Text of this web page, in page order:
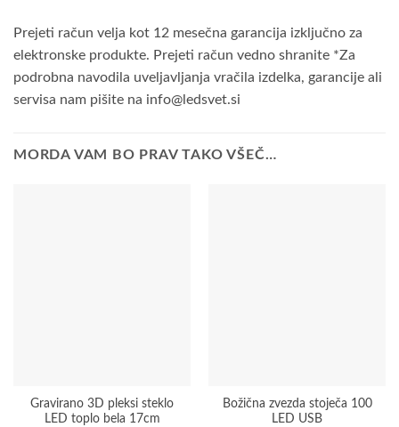
Prejeti račun velja kot 12 mesečna garancija izključno za
elektronske produkte. Prejeti račun vedno shranite *Za
podrobna navodila uveljavljanja vračila izdelka, garancije ali
servisa nam pišite na info@ledsvet.si
MORDA VAM BO PRAV TAKO VŠEČ…
Gravirano 3D pleksi steklo
LED toplo bela 17cm
Božična zvezda stoječa 100
LED USB